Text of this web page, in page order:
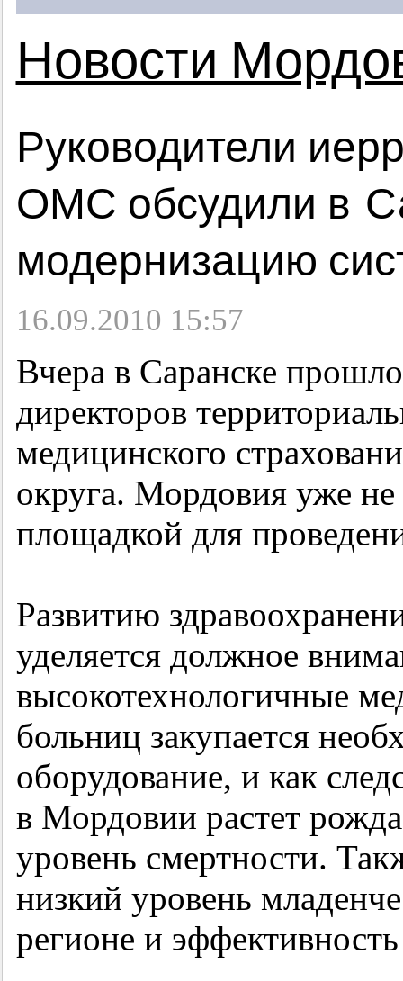
Новости
Руководители
ОМС обсудили в
модернизацию
16.09.2010 15:57
Вчера в Саранске
директоров
медицинского
округа. Мордовия уже не
площадкой для
Развитию
уделяется должное
высокотехнологичные
больниц закупается
оборудование, и как
в Мордовии растет
уровень смертности.
низкий уровень
регионе и